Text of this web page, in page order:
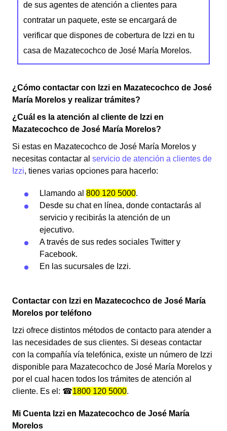
de sus agentes de atención a clientes para
contratar un paquete, este se encargará de
verificar que dispones de cobertura de Izzi en tu
casa de Mazatecochco de José María Morelos.
¿Cómo contactar con Izzi en Mazatecochco de José
María Morelos y realizar trámites?
¿Cuál es la atención al cliente de Izzi en
Mazatecochco de José María Morelos?
Si estas en Mazatecochco de José María Morelos y
necesitas contactar al servicio de atención a clientes de
Izzi, tienes varias opciones para hacerlo:
Llamando al 800 120 5000.
Desde su chat en línea, donde contactarás al
servicio y recibirás la atención de un
ejecutivo.
A través de sus redes sociales Twitter y
Facebook.
En las sucursales de Izzi.
Contactar con Izzi en Mazatecochco de José María
Morelos por teléfono
Izzi ofrece distintos métodos de contacto para atender a
las necesidades de sus clientes. Si deseas contactar
con la compañía vía telefónica, existe un número de Izzi
disponible para Mazatecochco de José María Morelos y
por el cual hacen todos los trámites de atención al
cliente. Es el: ☎1800 120 5000.
Mi Cuenta Izzi en Mazatecochco de José María
Morelos